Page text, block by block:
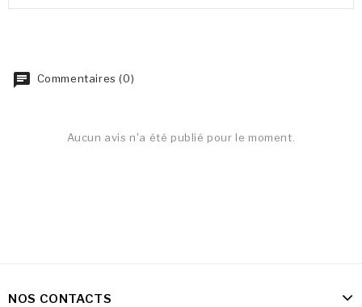
Commentaires (0)
Aucun avis n'a été publié pour le moment.
NOS CONTACTS